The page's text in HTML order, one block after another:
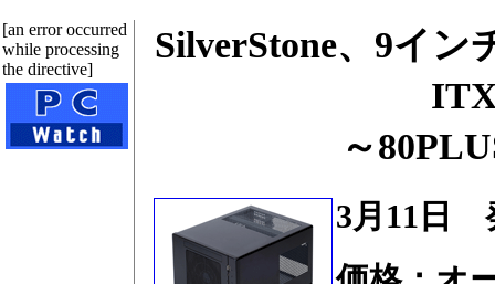
[an error occurred
while processing
the directive]
SilverStone、9イ
～
3月11日